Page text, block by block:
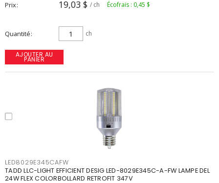
Prix 19,03 $ / ch Écofrais : 0,45 $
Quantité ch
AJOUTER AU
PANIER
LED8029E345CAFW
TADD LLC-LIGHT EFFICIENT DESIG LED-8029E345C-A-FW LAMPE DEL
24W FLEX COLORBOLLARD RETROFIT 347V